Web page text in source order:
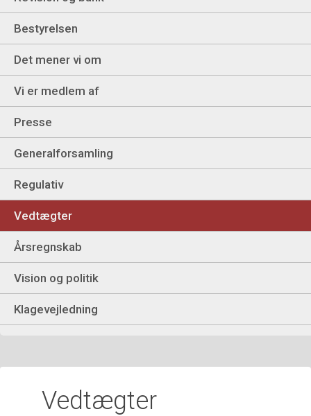
Bestyrelsen
Det mener vi om
Vi er medlem af
Presse
Generalforsamling
Regulativ
Vedtægter
Årsregnskab
Vision og politik
Klagevejledning
Vedtægter